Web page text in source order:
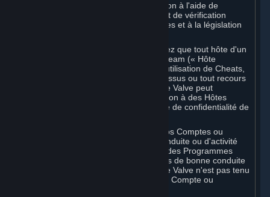
Nous pouvons appliquer cette disposition à l'aide de
méthodes de détection automatisées et de vérification
humaine, conformément à nos politiques et à la législation
En outre, vous reconnaissez et acceptez que tout hôte d'un
jeu multijoueur en ligne distribué sur Steam (« Hôte
externe ») peut signaler à Valve votre utilisation de Cheats,
toute altération non autorisée de processus ou tout recours
à des Programmes automatisés, et que Valve peut
communiquer votre historique d'utilisation à des Hôtes
externes dans les limites de la Politique de confidentialité de
Valve peut limiter ou fermer votre ou vos Comptes ou
annuler une Souscription en cas de conduite ou d'activité
illégale, de recours à des Cheats ou à des Programmes
automatisés, ou de violation des Règles de bonne conduite
en ligne Steam. Vous reconnaissez que Valve n'est pas tenu
de vous prévenir avant de fermer votre Compte ou